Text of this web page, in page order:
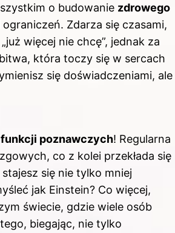
o budowanie zdrowego
Zdarza się czasami,
więcej nie chcę”, jednak za
która toczy się w sercach
się doświadczeniami, ale
poznawczych! Regularna
co z kolei przekłada się
się nie tylko mniej
jak Einstein? Co więcej,
świecie, gdzie wiele osób
biegając, nie tylko